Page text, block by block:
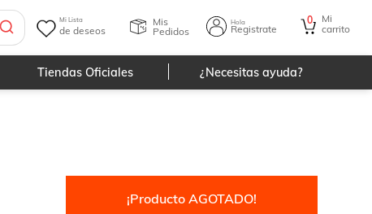
Mi Lista
de deseos
Mis
Pedidos
Hola
Registrate
0
Mi
carrito
Tiendas Oficiales ¿Necesitas ayuda?
¡Producto AGOTADO!